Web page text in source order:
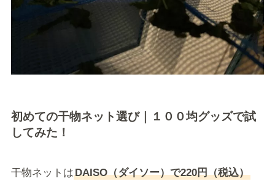
初めての干物ネット選び｜１００均グッズで試
してみた！
干物ネットはDAISO（ダイソー）で220円（税込）